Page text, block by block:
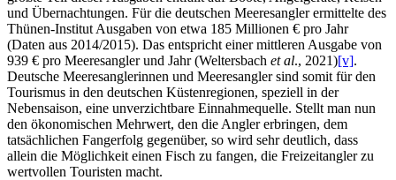
und Übernachtungen. Für die deutschen Meeresangler ermittelte des
Thünen-Institut Ausgaben von etwa 185 Millionen € pro Jahr
(Daten aus 2014/2015). Das entspricht einer mittleren Ausgabe von
939 € pro Meeresangler und Jahr (Weltersbach et al., 2021)[v].
Deutsche Meeresanglerinnen und Meeresangler sind somit für den
Tourismus in den deutschen Küstenregionen, speziell in der
Nebensaison, eine unverzichtbare Einnahmequelle. Stellt man nun
den ökonomischen Mehrwert, den die Angler erbringen, dem
tatsächlichen Fangerfolg gegenüber, so wird sehr deutlich, dass
allein die Möglichkeit einen Fisch zu fangen, die Freizeitangler zu
wertvollen Touristen macht.